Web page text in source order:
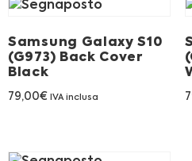
Rivenditori B2B
Samsung Galaxy S10
(G973) Back Cover
Black
79,00€ IVA inclusa